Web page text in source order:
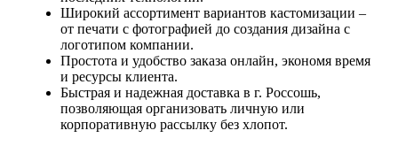
Широкий ассортимент вариантов кастомизации –
от печати с фотографией до создания дизайна с
логотипом компании.
Простота и удобство заказа онлайн, экономя время
и ресурсы клиента.
Быстрая и надежная доставка в г. Россошь,
позволяющая организовать личную или
корпоративную рассылку без хлопот.